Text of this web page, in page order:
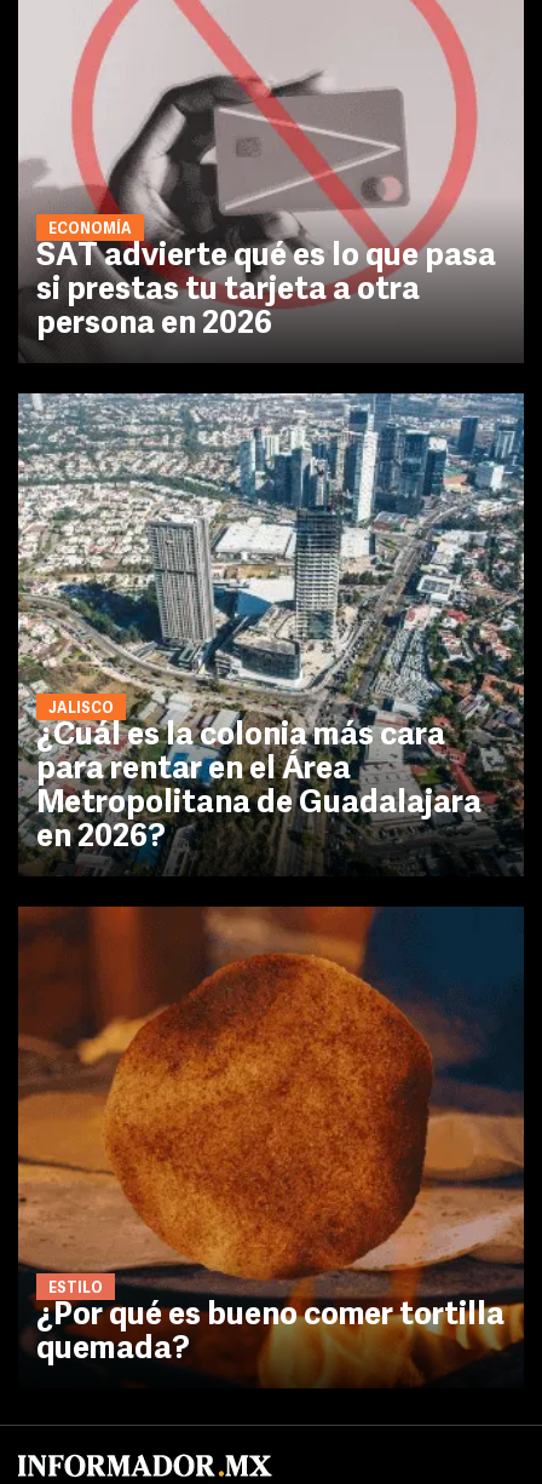
ECONOMÍA
SAT advierte qué es lo que pasa
si prestas tu tarjeta a otra
persona en 2026
JALISCO
¿Cuál es la colonia más cara
para rentar en el Área
Metropolitana de Guadalajara
en 2026?
ESTILO
¿Por qué es bueno comer tortilla
quemada?